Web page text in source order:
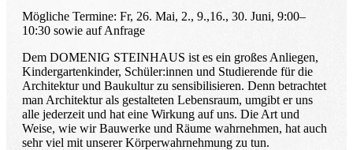
Mögliche Termine: Fr, 26. Mai, 2., 9.,16., 30. Juni, 9:00–
10:30 sowie auf Anfrage
Dem DOMENIG STEINHAUS ist es ein großes Anliegen,
Kindergartenkinder, Schüler:innen und Studierende für die
Architektur und Baukultur zu sensibilisieren. Denn betrachtet
man Architektur als gestalteten Lebensraum, umgibt er uns
alle jederzeit und hat eine Wirkung auf uns. Die Art und
Weise, wie wir Bauwerke und Räume wahrnehmen, hat auch
sehr viel mit unserer Körperwahrnehmung zu tun.